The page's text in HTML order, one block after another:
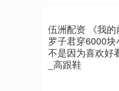
伍洲配资 《我
罗子君穿6000块
不是因为喜欢好
_高跟鞋